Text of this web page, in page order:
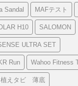
Sandal MAFテスト
H10 SALOMON
ULTRA SET
Run Wahoo Fitness
えタビ 薄底